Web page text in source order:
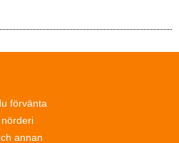
förvänta
annan